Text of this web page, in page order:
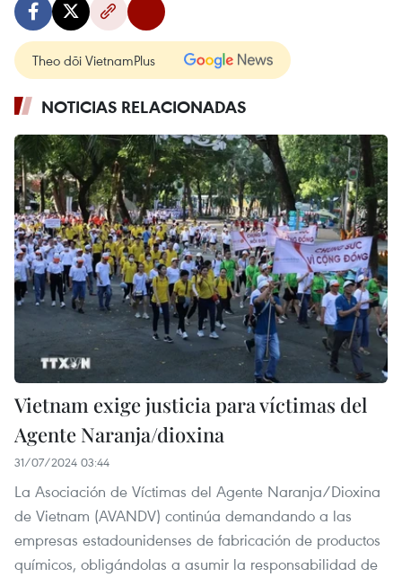
Theo dõi VietnamPlus
NOTICIAS RELACIONADAS
Vietnam exige justicia para víctimas del
Agente Naranja/dioxina
31/07/2024 03:44
La Asociación de Víctimas del Agente Naranja/Dioxina
de Vietnam (AVANDV) continúa demandando a las
empresas estadounidenses de fabricación de productos
químicos, obligándolas a asumir la responsabilidad de